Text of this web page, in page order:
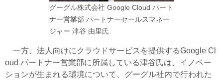
グーグル株式会社 Google Cloud パート
ナー営業部 パートナーセールスマネー
ジャー 津谷 由里氏
一方、法人向けにクラウドサービスを提供するGoogle Cl
oud パートナー営業部に所属している津谷氏は、イノベー
ションが生まれる環境について、グーグル社内で行われた